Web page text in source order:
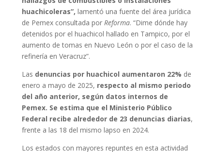
huachicoleras”, lamentó una fuente del área jurídica
de Pemex consultada por Reforma. “Dime dónde hay
detenidos por el huachicol hallado en Tampico, por el
aumento de tomas en Nuevo León o por el caso de la
refinería en Veracruz”.
Las denuncias por huachicol aumentaron 22% de
enero a mayo de 2025, respecto al mismo periodo
del año anterior, según datos internos de
Pemex. Se estima que el Ministerio Público
Federal recibe alrededor de 23 denuncias diarias,
frente a las 18 del mismo lapso en 2024.
Los estados con mayores repuntes en esta actividad